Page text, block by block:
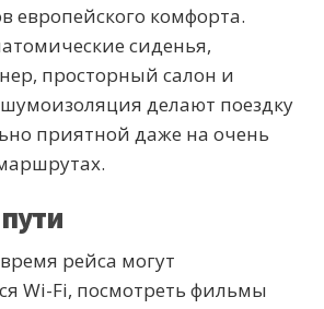
европейского комфорта.
сиденья,
просторный салон и
делают поездку
приятной даже на очень
рейса могут
Wi-Fi, посмотреть фильмы